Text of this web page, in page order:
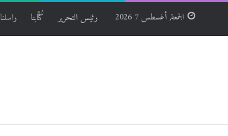
الجمعة, أغسطس 7 2026 رئيس التحرير كُتّابنا راسلنا